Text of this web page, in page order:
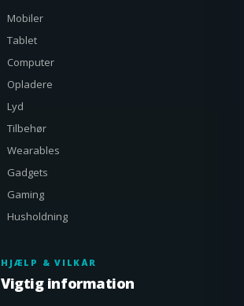
Mobiler
Tablet
Computer
Opladere
Lyd
Tilbehør
Wearables
Gadgets
Gaming
Husholdning
HJÆLP & VILKÅR
Vigtig information